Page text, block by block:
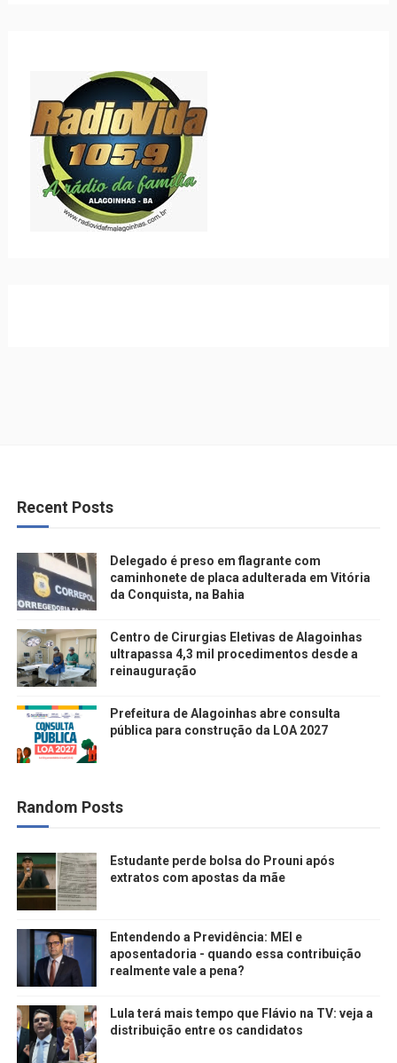
Recent Posts
Delegado é preso em flagrante com
caminhonete de placa adulterada em Vitória
da Conquista, na Bahia
Centro de Cirurgias Eletivas de Alagoinhas
ultrapassa 4,3 mil procedimentos desde a
reinauguração
Prefeitura de Alagoinhas abre consulta
pública para construção da LOA 2027
Random Posts
Estudante perde bolsa do Prouni após
extratos com apostas da mãe
Entendendo a Previdência: MEI e
aposentadoria - quando essa contribuição
realmente vale a pena?
Lula terá mais tempo que Flávio na TV: veja a
distribuição entre os candidatos